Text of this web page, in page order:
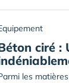
ciré :
les